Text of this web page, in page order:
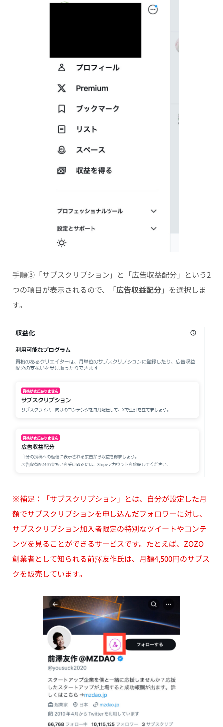
手順③「サブスクリプション」と「広告収益配分」という2
つの項目が表示されるので、「広告収益配分」を選択しま
す。
※補足：「サブスクリプション」とは、自分が設定した月
額でサブスクリプションを申し込んだフォロワーに対し、
サブスクリプション加入者限定の特別なツイートやコンテ
ンツを見ることができるサービスです。たとえば、ZOZO
創業者として知られる前澤友作氏は、月額4,500円のサブス
クを販売しています。